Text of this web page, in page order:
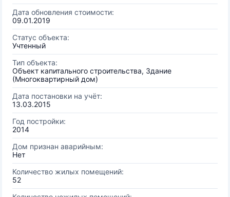
Дата обновления стоимости:
09.01.2019
Статус объекта:
Учтенный
Тип объекта:
Объект капитального строительства, Здание
(Многоквартирный дом)
Дата постановки на учёт:
13.03.2015
Год постройки:
2014
Дом признан аварийным:
Нет
Количество жилых помещений:
52